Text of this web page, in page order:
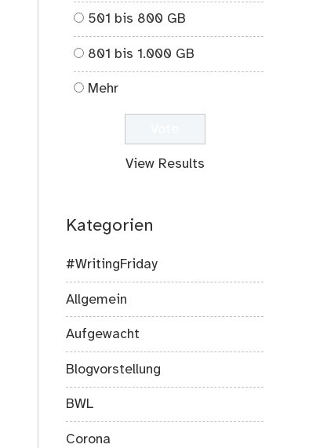
501 bis 800 GB
801 bis 1.000 GB
Mehr
View Results
Kategorien
#WritingFriday
Allgemein
Aufgewacht
Blogvorstellung
BWL
Corona